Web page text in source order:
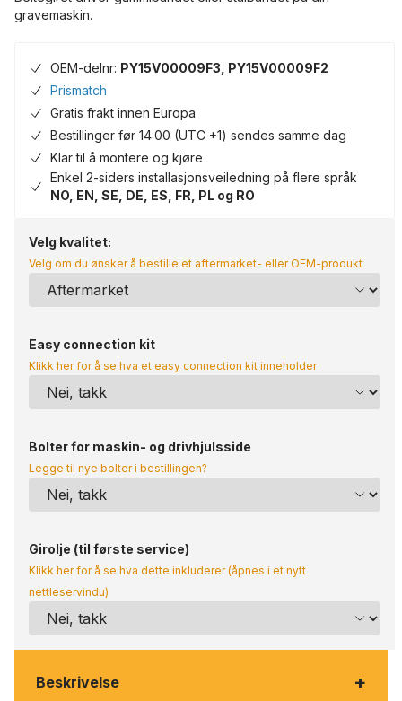
gravemaskin.
OEM-delnr: PY15V00009F3, PY15V00009F2
Prismatch
Gratis frakt innen Europa
Bestillinger før 14:00 (UTC +1) sendes samme dag
Klar til å montere og kjøre
Enkel 2-siders installasjonsveiledning på flere språk
NO, EN, SE, DE, ES, FR, PL og RO
Velg kvalitet:
Velg om du ønsker å bestille et aftermarket- eller OEM-produkt
Easy connection kit
Klikk her for å se hva et easy connection kit inneholder
Bolter for maskin- og drivhjulsside
Legge til nye bolter i bestillingen?
Girolje (til første service)
Klikk her for å se hva dette inkluderer (åpnes i et nytt
nettleservindu)
Beskrivelse +